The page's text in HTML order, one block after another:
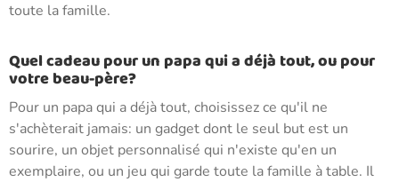
toute la famille.
Quel cadeau pour un papa qui a déjà tout, ou pour
votre beau-père?
Pour un papa qui a déjà tout, choisissez ce qu'il ne
s'achèterait jamais: un gadget dont le seul but est un
sourire, un objet personnalisé qui n'existe qu'en un
exemplaire, ou un jeu qui garde toute la famille à table. Il